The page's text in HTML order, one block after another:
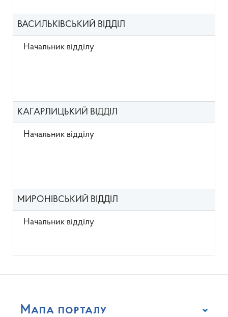
ВАСИЛЬКІВСЬКИЙ ВІДДІЛ
Начальник відділу
КАГАРЛИЦЬКИЙ ВІДДІЛ
Начальник відділу
МИРОНІВСЬКИЙ ВІДДІЛ
Начальник відділу
Мапа порталу